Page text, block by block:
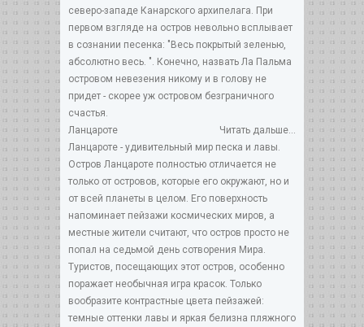
северо-западе Канарского архипелага. При
первом взгляде на остров невольно всплывает
в сознании песенка: "Весь покрытый зеленью,
абсолютно весь. ". Конечно, назвать Ла Пальма
островом невезения никому и в голову не
придет - скорее уж островом безграничного
счастья.
Читать дальше...
Ланцароте
Ланцароте - удивительный мир песка и лавы.
Остров Ланцароте полностью отличается не
только от островов, которые его окружают, но и
от всей планеты в целом. Его поверхность
напоминает пейзажи космических миров, а
местные жители считают, что остров просто не
попал на седьмой день сотворения Мира.
Туристов, посещающих этот остров, особенно
поражает необычная игра красок. Только
вообразите контрастные цвета пейзажей:
темные оттенки лавы и яркая белизна пляжного